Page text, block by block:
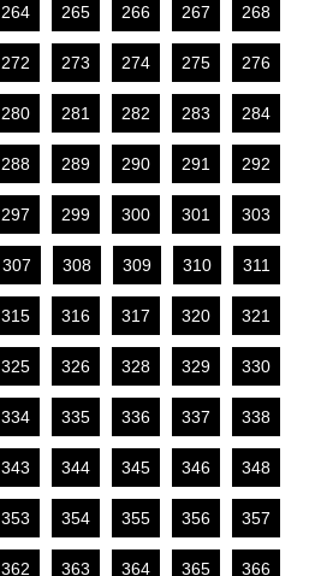
264 265 266 267 268
272 273 274 275 276
280 281 282 283 284
288 289 290 291 292
297 299 300 301 303
307 308 309 310 311
315 316 317 320 321
325 326 328 329 330
334 335 336 337 338
343 344 345 346 348
353 354 355 356 357
362 363 364 365 366